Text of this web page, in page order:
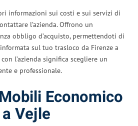
informazioni sui costi e sui servizi di
l’azienda. Offrono un
obbligo d’acquisto, permettendoti di
sul tuo trasloco da Firenze a
l’azienda significa scegliere un
e professionale.
Economico
Vejle